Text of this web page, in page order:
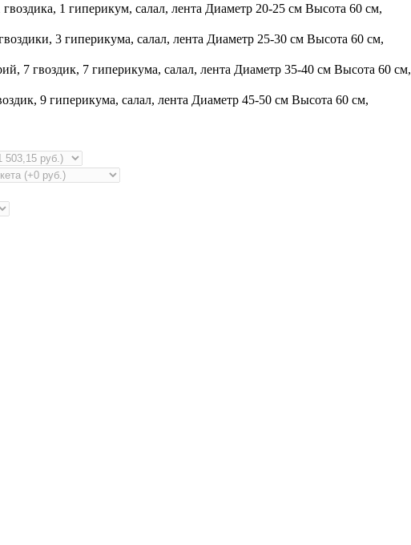
1 гиперикум, салал, лента Диаметр 20-25 см Высота 60 см,
3 гиперикума, салал, лента Диаметр 25-30 см Высота 60 см,
7 гвоздик, 7 гиперикума, салал, лента Диаметр 35-40 см Высота 60 см,
9 гиперикума, салал, лента Диаметр 45-50 см Высота 60 см,